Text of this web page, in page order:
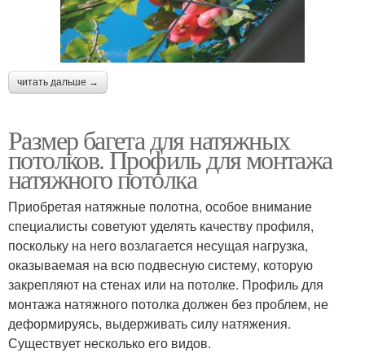
читать дальше →
Размер багета для натяжных
потолков. Профиль для монтажа
натяжного потолка
Приобретая натяжные полотна, особое внимание
специалисты советуют уделять качеству профиля,
поскольку на него возлагается несущая нагрузка,
оказываемая на всю подвесную систему, которую
закрепляют на стенах или на потолке. Профиль для
монтажа натяжного потолка должен без проблем, не
деформируясь, выдерживать силу натяжения.
Существует несколько его видов.